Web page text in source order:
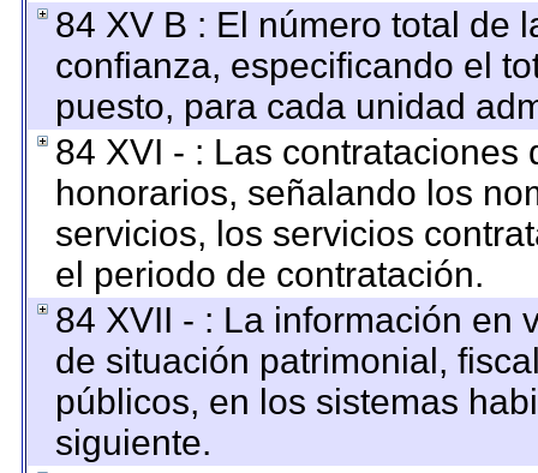
84 XV B : El número total de
confianza, especificando el
puesto, para cada unidad
84 XVI - : Las
honorarios, señalando los
servicios, los servicios
el periodo de contratación.
84 XVII - : La información en
de situación patrimonial,
públicos, en los sistemas
siguiente.